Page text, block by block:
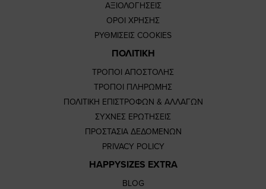
ΑΞΙΟΛΟΓΗΣΕΙΣ
ΟΡΟΙ ΧΡΗΣΗΣ
ΡΥΘΜΙΣΕΙΣ COOKIES
ΠΟΛΙΤΙΚΗ
ΤΡΟΠΟΙ ΑΠΟΣΤΟΛΗΣ
ΤΡΟΠΟΙ ΠΛΗΡΩΜΗΣ
ΠΟΛΙΤΙΚΗ ΕΠΙΣΤΡΟΦΩΝ & ΑΛΛΑΓΩΝ
ΣΥΧΝΕΣ ΕΡΩΤΗΣΕΙΣ
ΠΡΟΣΤΑΣΙΑ ΔΕΔΟΜΕΝΩΝ
PRIVACY POLICY
HAPPYSIZES EXTRA
BLOG